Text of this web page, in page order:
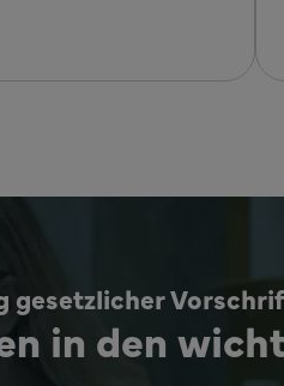
gesetzlicher
in den